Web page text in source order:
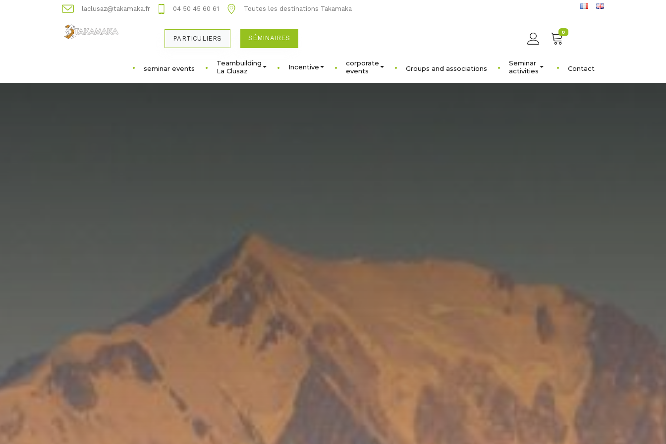
laclusaz@takamaka.fr 04 50 45 60 61 Toutes les destinations Takamaka
PARTICULIERS SÉMINAIRES
0
seminar events
Teambuilding
La Clusaz
Incentive
corporate
events
Groups and associations
Seminar
activities
Contact